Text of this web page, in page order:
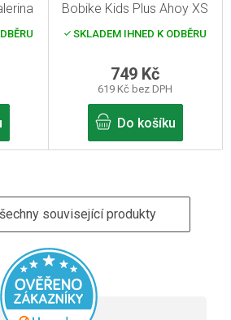
Bobike Kids Plus Ahoy XS
SKLADEM IHNED K ODBĚRU
619 Kč bez DPH
749 Kč
Do košíku
související produkty